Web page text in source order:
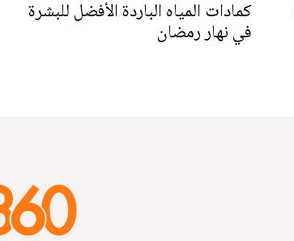
كمادات المياه الباردة الأفضل للبشرة
في نهار رمضان